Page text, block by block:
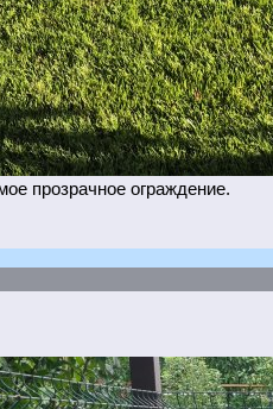
прозрачное ограждение.